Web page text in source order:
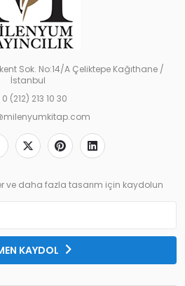
Sok. No:14/A Çeliktepe Kağıthane /
İstanbul
0 (212) 213 10 30
ve daha fazla tasarım için kaydolun
KAYDOL